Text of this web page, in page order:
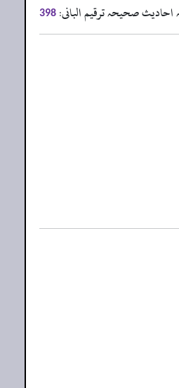
صحیحہ ترقیم البانی: 398